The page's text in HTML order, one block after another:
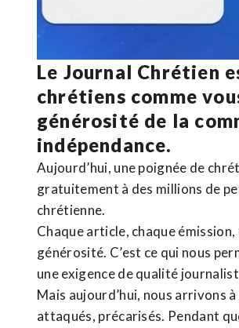
Le Journal Chrétien
chrétiens comme
générosité de la
indépendance.
Aujourd’hui, une poignée de
gratuitement à des millions de
chrétienne.
Chaque article, chaque
générosité. C’est ce qui nous
une exigence de qualité
Mais aujourd’hui, nous arrivons
attaqués, précarisés. Pendant